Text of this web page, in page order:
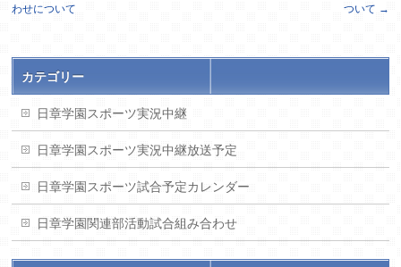
わせについて
ついて →
カテゴリー
日章学園スポーツ実況中継
日章学園スポーツ実況中継放送予定
日章学園スポーツ試合予定カレンダー
日章学園関連部活動試合組み合わせ